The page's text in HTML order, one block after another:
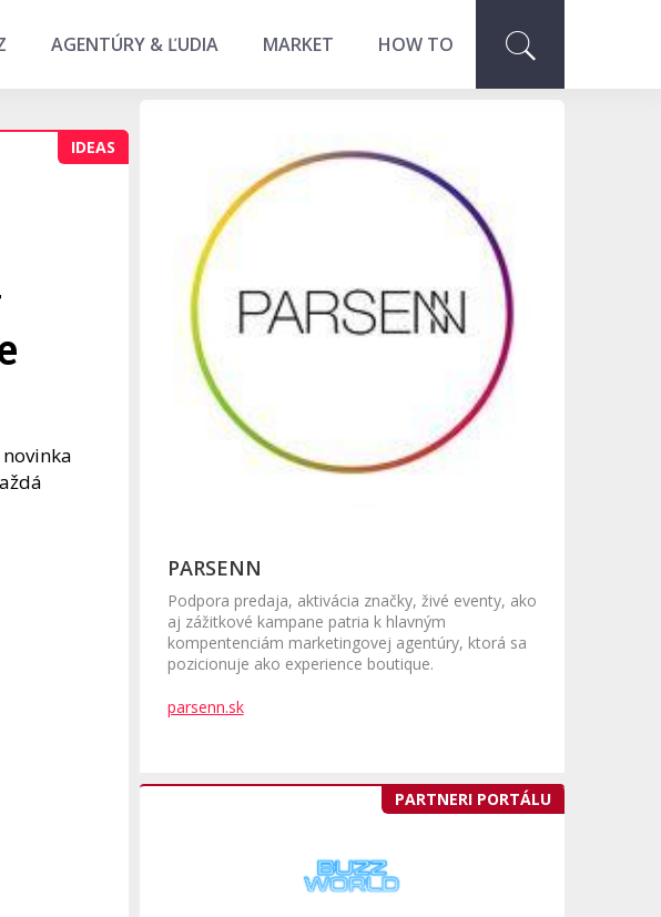
AGENTÚRY & ĽUDIA MARKET HOW TO
IDEAS
PARSENN
Podpora predaja, aktivácia značky, živé eventy, ako
aj zážitkové kampane patria k hlavným
kompentenciám marketingovej agentúry, ktorá sa
pozicionuje ako experience boutique.
parsenn.sk
PARTNERI PORTÁLU